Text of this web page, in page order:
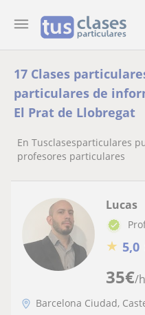
17 Clases
particulares de
El Prat de Llobregat
En Tusclasesparticulares
profesores particulares
35€/h
Lucas
★ 5,0
Barcelona Ciudad,